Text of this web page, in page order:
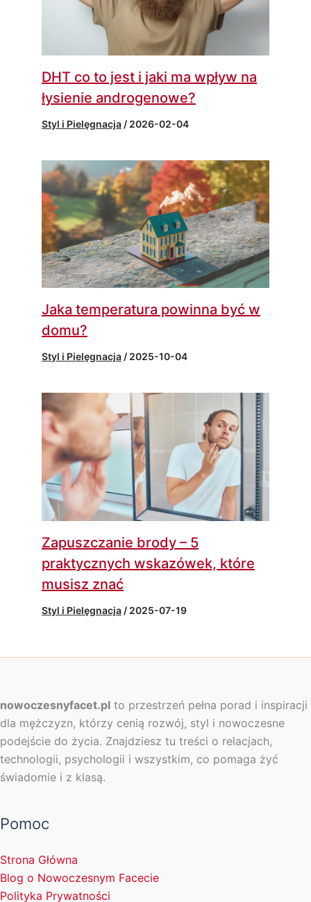
DHT co to jest i jaki ma wpływ na
łysienie androgenowe?
Styl i Pielęgnacja / 2026-02-04
Jaka temperatura powinna być w
domu?
Styl i Pielęgnacja/ 2025-10-04
Zapuszczanie brody – 5
praktycznych wskazówek, które
musisz znać
Styl i Pielęgnacja / 2025-07-19
nowoczesnyfacet.pl to przestrzeń pełna porad i inspiracji
dla mężczyzn, którzy cenią rozwój, styl i nowoczesne
podejście do życia. Znajdziesz tu treści o relacjach,
technologii, psychologii i wszystkim, co pomaga żyć
świadomie i z klasą.
Pomoc
Strona Główna
Blog o Nowoczesnym Facecie
Polityka Prywatności